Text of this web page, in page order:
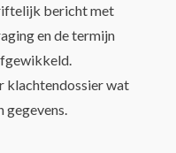
bericht met
en de termijn
klachtendossier wat
gegevens.